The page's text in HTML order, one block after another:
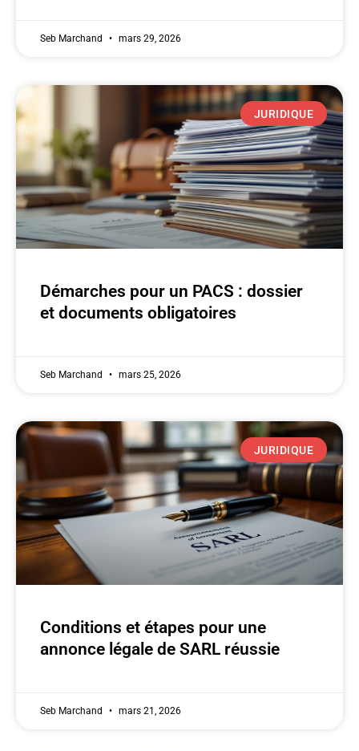
Seb Marchand mars 29, 2026
JURIDIQUE
Démarches pour un PACS : dossier
et documents obligatoires
Seb Marchand mars 25, 2026
JURIDIQUE
Conditions et étapes pour une
annonce légale de SARL réussie
Seb Marchand mars 21, 2026